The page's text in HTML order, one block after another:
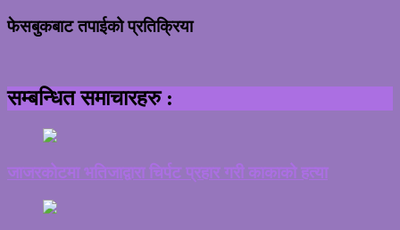
फेसबुकबाट तपाईको प्रतिक्रिया
सम्बन्धित समाचारहरु :
जाजरकोटमा भतिजाद्वारा चिर्पट प्रहार गरी काकाको हत्या